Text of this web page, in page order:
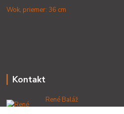
Wok, priemer: 36 cm
Kontakt
René Baláž
+421 902 212 007